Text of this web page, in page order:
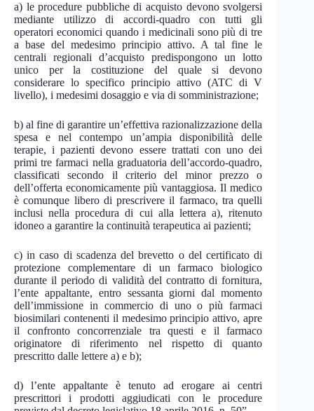
a) le procedure pubbliche di acquisto devono svolgersi
mediante utilizzo di accordi-quadro con tutti gli
operatori economici quando i medicinali sono più di tre
a base del medesimo principio attivo. A tal fine le
centrali regionali d’acquisto predispongono un lotto
unico per la costituzione del quale si devono
considerare lo specifico principio attivo (ATC di V
livello), i medesimi dosaggio e via di somministrazione;
b) al fine di garantire un’effettiva razionalizzazione della
spesa e nel contempo un’ampia disponibilità delle
terapie, i pazienti devono essere trattati con uno dei
primi tre farmaci nella graduatoria dell’accordo-quadro,
classificati secondo il criterio del minor prezzo o
dell’offerta economicamente più vantaggiosa. Il medico
è comunque libero di prescrivere il farmaco, tra quelli
inclusi nella procedura di cui alla lettera a), ritenuto
idoneo a garantire la continuità terapeutica ai pazienti;
c) in caso di scadenza del brevetto o del certificato di
protezione complementare di un farmaco biologico
durante il periodo di validità del contratto di fornitura,
l’ente appaltante, entro sessanta giorni dal momento
dell’immissione in commercio di uno o più farmaci
biosimilari contenenti il medesimo principio attivo, apre
il confronto concorrenziale tra questi e il farmaco
originatore di riferimento nel rispetto di quanto
prescritto dalle lettere a) e b);
d) l’ente appaltante è tenuto ad erogare ai centri
prescrittori i prodotti aggiudicati con le procedure